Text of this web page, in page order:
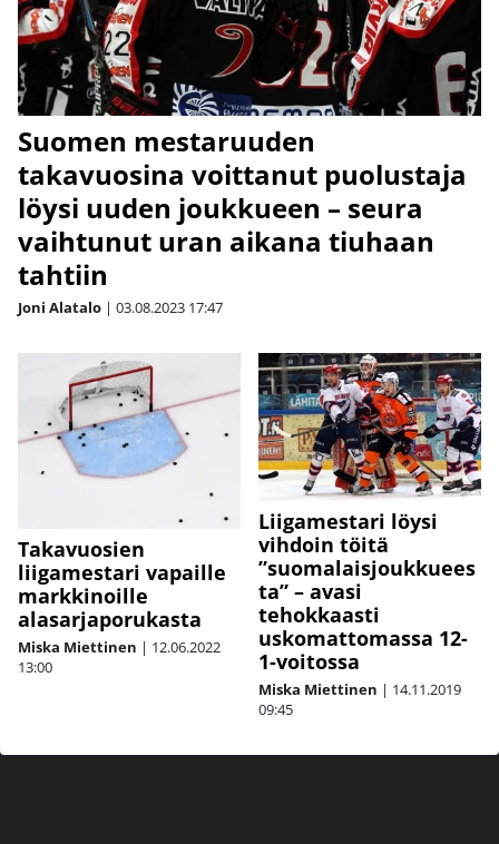
Suomen mestaruuden
takavuosina voittanut puolustaja
löysi uuden joukkueen – seura
vaihtunut uran aikana tiuhaan
tahtiin
Joni Alatalo | 03.08.2023 17:47
Takavuosien
liigamestari vapaille
markkinoille
alasarjaporukasta
Miska Miettinen | 12.06.2022
13:00
Liigamestari löysi
vihdoin töitä
”suomalaisjoukkuees
ta” – avasi
tehokkaasti
uskomattomassa 12-
1-voitossa
Miska Miettinen | 14.11.2019
09:45